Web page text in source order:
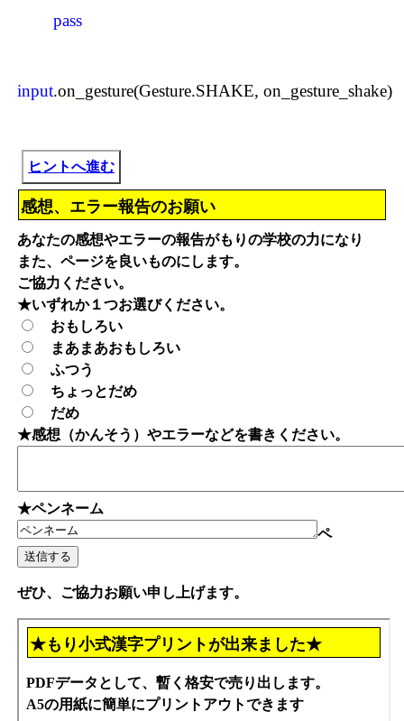
pass
input.on_gesture(Gesture.SHAKE, on_gesture_shake)
ヒントへ進む
感想、エラー報告のお願い
あなたの感想やエラーの報告がもりの学校の力になり
また、ページを良いものにします。
ご協力ください。
★いずれか１つお選びください。
おもしろい
まあまあおもしろい
ふつう
ちょっとだめ
だめ
★感想（かんそう）やエラーなどを書きください。
★ペンネーム
ペ
ぜひ、ご協力お願い申し上げます。